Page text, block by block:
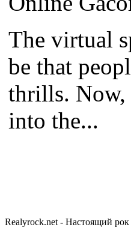
The virtual
be that
thrills. Now,
into the...
Realyrock.net - Настоящий